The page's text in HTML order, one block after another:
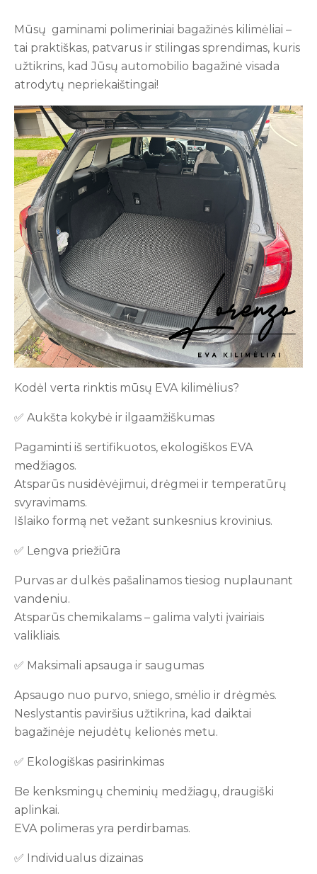
Mūsų gaminami polimeriniai bagažinės kilimėliai –
tai praktiškas, patvarus ir stilingas sprendimas, kuris
užtikrins, kad Jūsų automobilio bagažinė visada
atrodytų nepriekaištingai!
Kodėl verta rinktis mūsų EVA kilimėlius?
✅ Aukšta kokybė ir ilgaamžiškumas
Pagaminti iš sertifikuotos, ekologiškos EVA
medžiagos.
Atsparūs nusidėvėjimui, drėgmei ir temperatūrų
svyravimams.
Išlaiko formą net vežant sunkesnius krovinius.
✅ Lengva priežiūra
Purvas ar dulkės pašalinamos tiesiog nuplaunant
vandeniu.
Atsparūs chemikalams – galima valyti įvairiais
valikliais.
✅ Maksimali apsauga ir saugumas
Apsaugo nuo purvo, sniego, smėlio ir drėgmės.
Neslystantis paviršius užtikrina, kad daiktai
bagažinėje nejudėtų kelionės metu.
✅ Ekologiškas pasirinkimas
Be kenksmingų cheminių medžiagų, draugiški
aplinkai.
EVA polimeras yra perdirbamas.
✅ Individualus dizainas